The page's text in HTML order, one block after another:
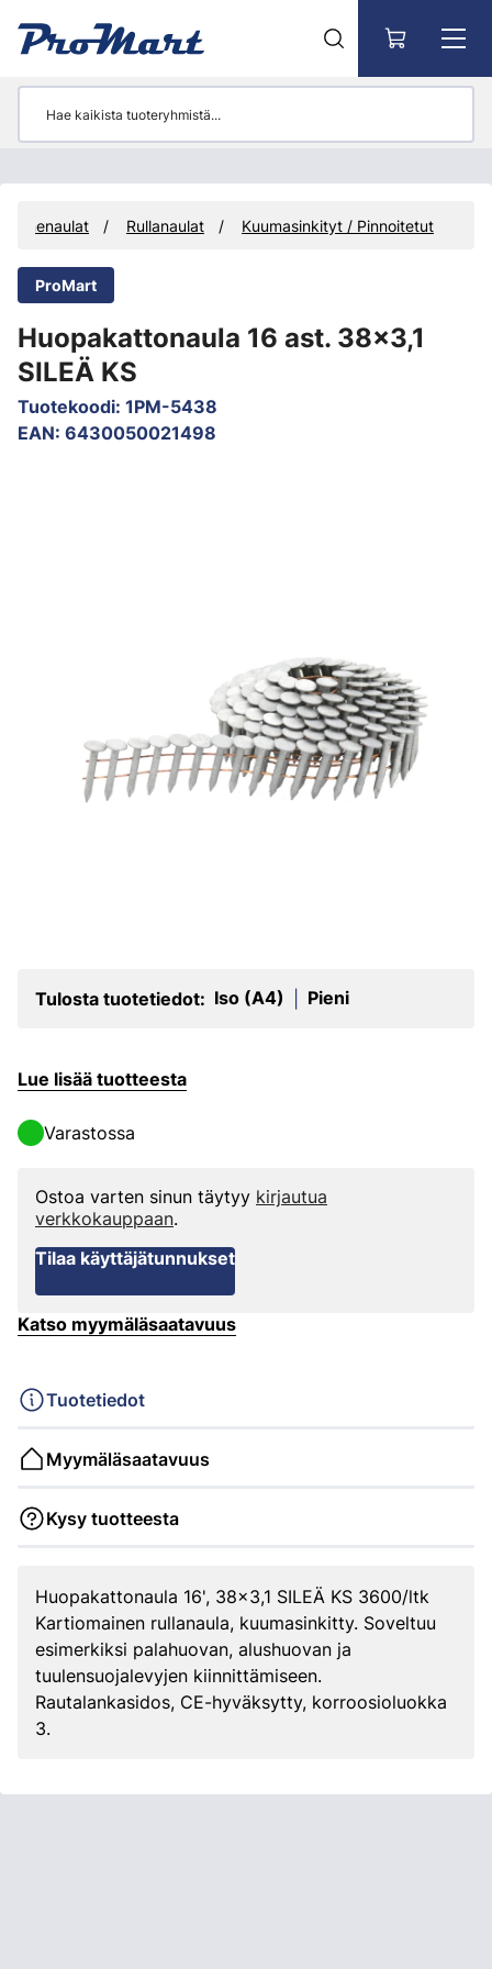
Konenaulat Rullanaulat Kuumasinkityt / Pinnoitetut
ProMart
Huopakattonaula 16 ast. 38x3,1
SILEÄ KS
Tuotekoodi: 1PM-5438
EAN: 6430050021498
Tulosta tuotetiedot: Iso (A4) Pieni
Lue lisää tuotteesta
Varastossa
Ostoa varten sinun täytyy kirjautua
verkkokauppaan.
Tilaa käyttäjätunnukset
Katso myymäläsaatavuus
Tuotetiedot
Myymäläsaatavuus
Kysy tuotteesta
Huopakattonaula 16', 38x3,1 SILEÄ KS 3600/ltk
Kartiomainen rullanaula, kuumasinkitty. Soveltuu
esimerkiksi palahuovan, alushuovan ja
tuulensuojalevyjen kiinnittämiseen.
Rautalankasidos, CE-hyväksytty, korroosioluokka
3.